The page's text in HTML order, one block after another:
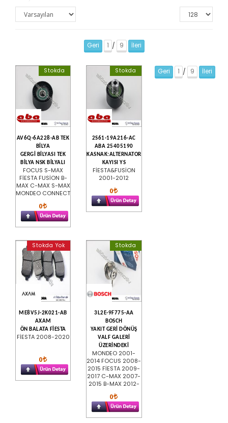
Geri 1 / 9 İleri
Stokda
AV6Q-6A228-AB TEK
BİLYA
GERGİ BİLYASI TEK
BİLYA NSK BİLYALI
FOCUS S-MAX
FİESTA FUSİON B-
MAX C-MAX S-MAX
MONDEO CONNECT
0
Stokda
2S61-19A216-AC
ABA 25405190
KASNAK:ALTERNATOR
KAYISI YS
FİESTA&FUSİON
2001-2012
0
Stokda Yok
ME8V5J-2K021-AB
AXAM
ÖN BALATA FİESTA
FİESTA 2008-2020
0
Stokda
3L2E-9F775-AA
BOSCH
YAKIT GERİ DÖNÜŞ
VALF GALERİ
ÜZERİNDEKİ
MONDEO 2001-
2014 FOCUS 2008-
2015 FİESTA 2009-
2017 C-MAX 2007-
2015 B-MAX 2012-
0
Geri 1 / 9 İleri